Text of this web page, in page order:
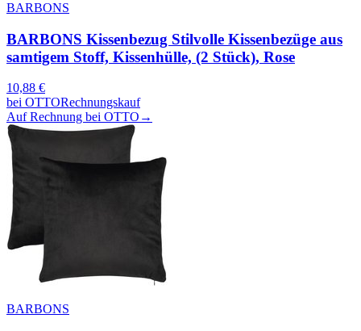
BARBONS
BARBONS Kissenbezug Stilvolle Kissenbezüge aus
samtigem Stoff, Kissenhülle, (2 Stück), Rose
10,88 €
bei OTTORechnungskauf
Auf Rechnung bei OTTO →
BARBONS